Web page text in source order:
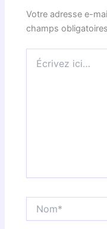
Votre adresse e-
champs
ici…